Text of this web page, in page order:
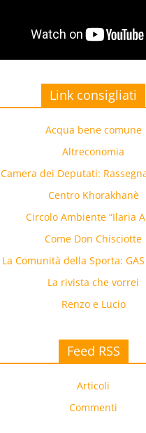
Link consigliati
Acqua bene comune
Altreconomia
Camera dei Deputati:
Centro Khorakhanè
Circolo Ambiente “Ilaria
Come Don Chisciotte
La Comunità della Sporta:
La rivista che vorrei
Renzo e Lucio
Feed RSS
Articoli
Commenti